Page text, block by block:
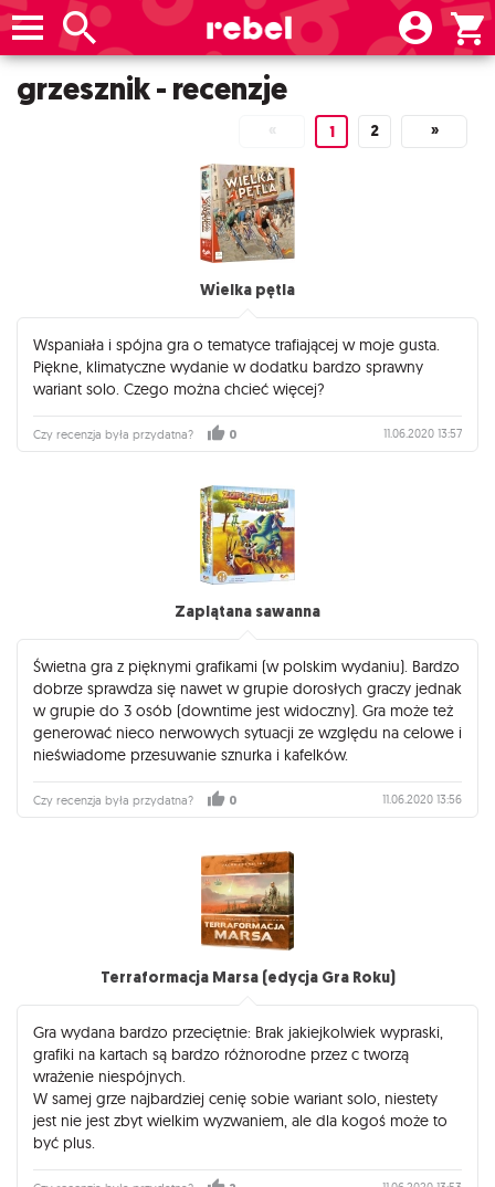
grzesznik - recenzje
« 1 2 »
Wielka pętla
Wspaniała i spójna gra o tematyce trafiającej w moje gusta.
Piękne, klimatyczne wydanie w dodatku bardzo sprawny
wariant solo. Czego można chcieć więcej?
Czy recenzja była przydatna? 0 11.06.2020 13:57
Zaplątana sawanna
Świetna gra z pięknymi grafikami (w polskim wydaniu). Bardzo
dobrze sprawdza się nawet w grupie dorosłych graczy jednak
w grupie do 3 osób (downtime jest widoczny). Gra może też
generować nieco nerwowych sytuacji ze względu na celowe i
nieświadome przesuwanie sznurka i kafelków.
Czy recenzja była przydatna? 0 11.06.2020 13:56
Terraformacja Marsa (edycja Gra Roku)
Gra wydana bardzo przeciętnie: Brak jakiejkolwiek wypraski,
grafiki na kartach są bardzo różnorodne przez c tworzą
wrażenie niespójnych.
W samej grze najbardziej cenię sobie wariant solo, niestety
jest nie jest zbyt wielkim wyzwaniem, ale dla kogoś może to
być plus.